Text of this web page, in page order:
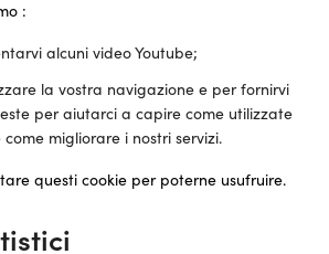
:
alcuni video Youtube;
la vostra navigazione e per fornirvi
per aiutarci a capire come utilizzate
migliorare i nostri servizi.
questi cookie per poterne usufruire.